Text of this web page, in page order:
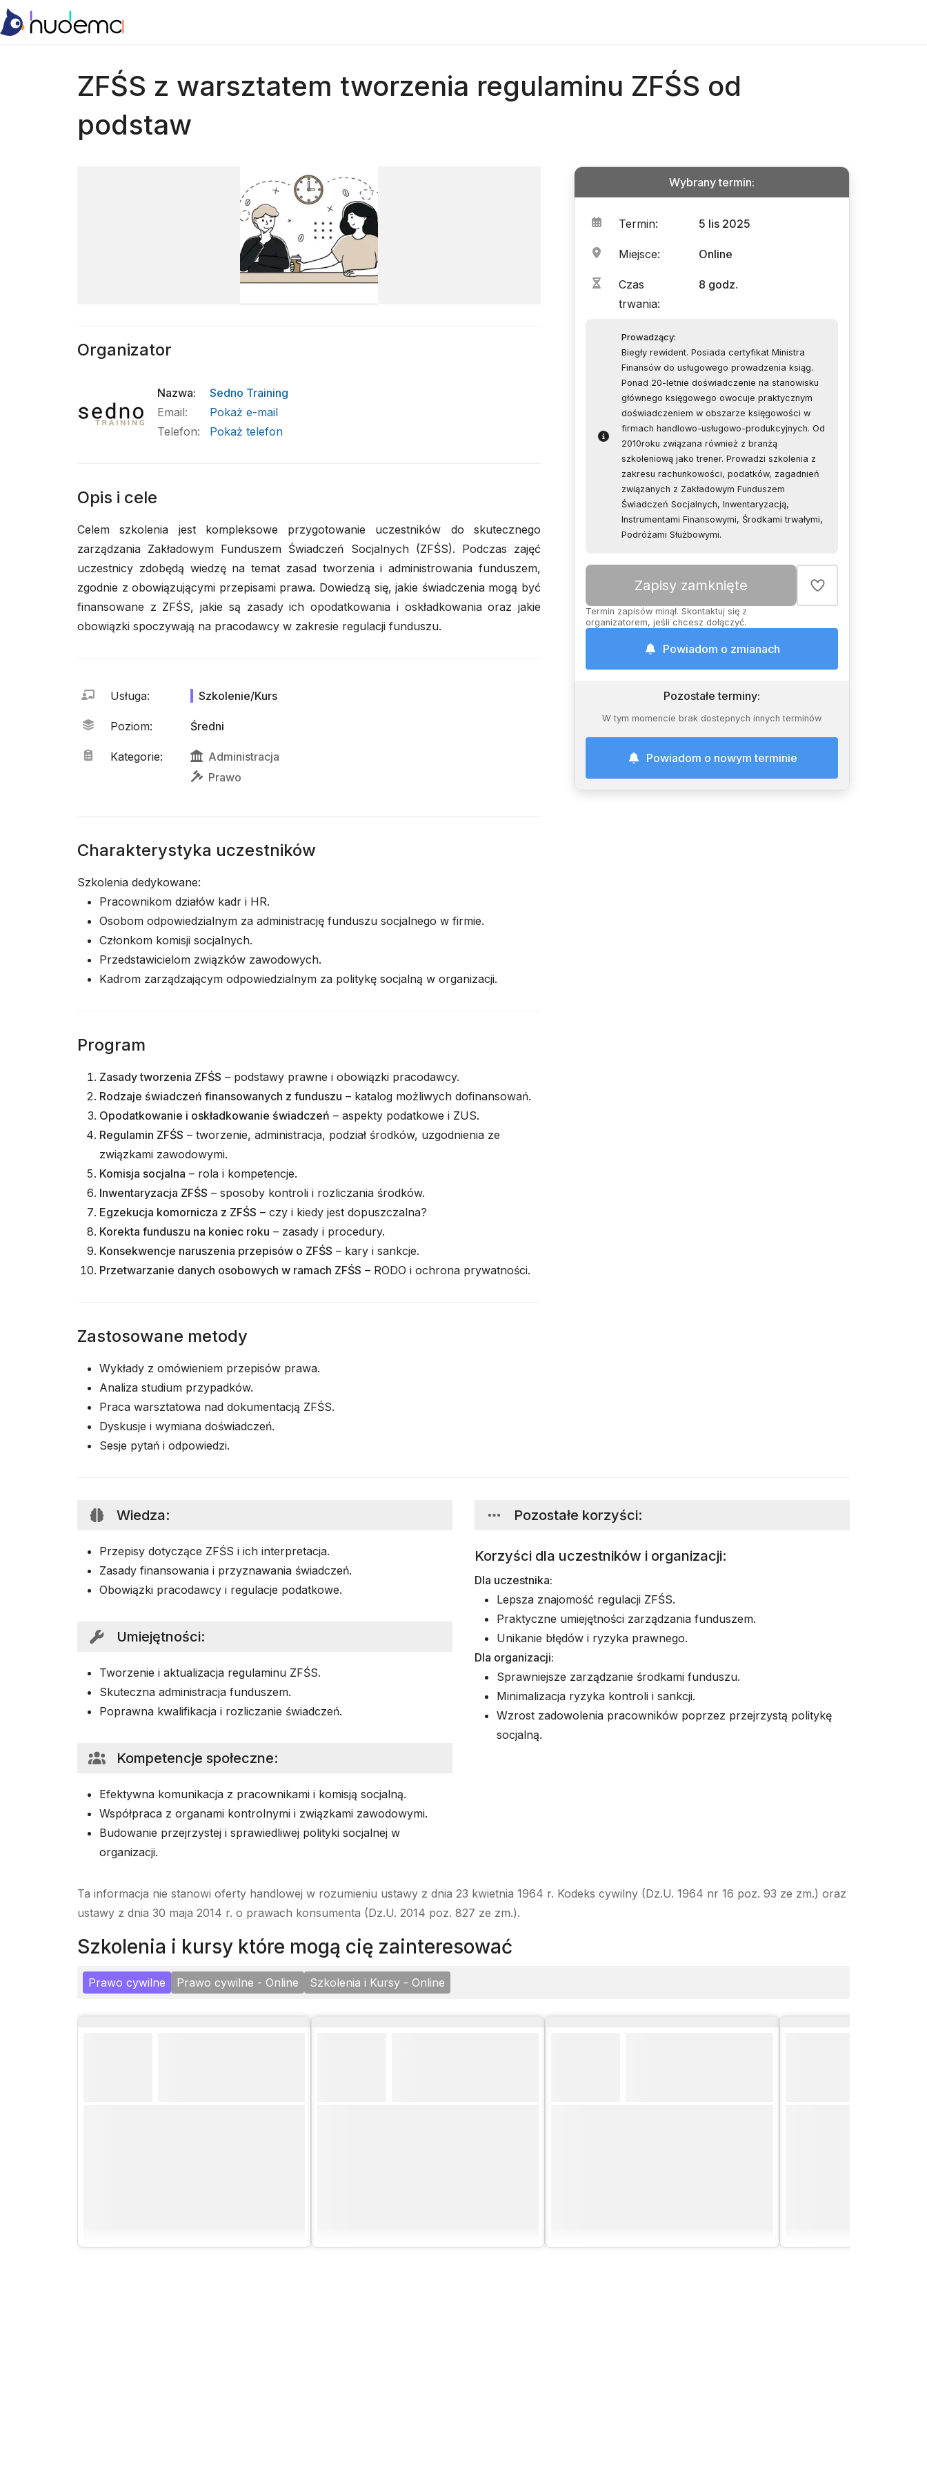
ZFŚS z warsztatem tworzenia regulaminu ZFŚS od
podstaw
Wybrany termin:
Termin: 5 lis 2025
Miejsce: Online
Czas
trwania:
8 godz.
Prowadzący:
Biegły rewident. Posiada certyfikat Ministra
Finansów do usługowego prowadzenia ksiąg.
Ponad 20-letnie doświadczenie na stanowisku
głównego księgowego owocuje praktycznym
doświadczeniem w obszarze księgowości w
firmach handlowo-usługowo-produkcyjnych. Od
2010roku związana również z branżą
szkoleniową jako trener. Prowadzi szkolenia z
zakresu rachunkowości, podatków, zagadnień
związanych z Zakładowym Funduszem
Świadczeń Socjalnych, Inwentaryzacją,
Instrumentami Finansowymi, Środkami trwałymi,
Podróżami Służbowymi.
Zapisy zamknięte
Termin zapisów minął. Skontaktuj się z
organizatorem, jeśli chcesz dołączyć.
Powiadom o zmianach
Pozostałe terminy:
W tym momencie brak dostepnych innych terminów
Powiadom o nowym terminie
Organizator
Nazwa:
Sedno Training
Email:
Pokaż e-mail
Telefon: Pokaż telefon
Opis i cele
Celem szkolenia jest kompleksowe przygotowanie uczestników do skutecznego
zarządzania Zakładowym Funduszem Świadczeń Socjalnych (ZFŚS). Podczas zajęć
uczestnicy zdobędą wiedzę na temat zasad tworzenia i administrowania funduszem,
zgodnie z obowiązującymi przepisami prawa. Dowiedzą się, jakie świadczenia mogą być
finansowane z ZFŚS, jakie są zasady ich opodatkowania i oskładkowania oraz jakie
obowiązki spoczywają na pracodawcy w zakresie regulacji funduszu.
Usługa: Szkolenie/Kurs
Poziom: Średni
Kategorie:
Administracja
Prawo
Charakterystyka uczestników
Szkolenia dedykowane:
Pracownikom działów kadr i HR.
Osobom odpowiedzialnym za administrację funduszu socjalnego w firmie.
Członkom komisji socjalnych.
Przedstawicielom związków zawodowych.
Kadrom zarządzającym odpowiedzialnym za politykę socjalną w organizacji.
Program
Zasady tworzenia ZFŚS – podstawy prawne i obowiązki pracodawcy.
Rodzaje świadczeń finansowanych z funduszu – katalog możliwych dofinansowań.
Opodatkowanie i oskładkowanie świadczeń – aspekty podatkowe i ZUS.
Regulamin ZFŚS – tworzenie, administracja, podział środków, uzgodnienia ze
związkami zawodowymi.
Komisja socjalna – rola i kompetencje.
Inwentaryzacja ZFŚS – sposoby kontroli i rozliczania środków.
Egzekucja komornicza z ZFŚS – czy i kiedy jest dopuszczalna?
Korekta funduszu na koniec roku – zasady i procedury.
Konsekwencje naruszenia przepisów o ZFŚS – kary i sankcje.
Przetwarzanie danych osobowych w ramach ZFŚS – RODO i ochrona prywatności.
Zastosowane metody
Wykłady z omówieniem przepisów prawa.
Analiza studium przypadków.
Praca warsztatowa nad dokumentacją ZFŚS.
Dyskusje i wymiana doświadczeń.
Sesje pytań i odpowiedzi.
Wiedza:
Przepisy dotyczące ZFŚS i ich interpretacja.
Zasady finansowania i przyznawania świadczeń.
Obowiązki pracodawcy i regulacje podatkowe.
Umiejętności:
Tworzenie i aktualizacja regulaminu ZFŚS.
Skuteczna administracja funduszem.
Poprawna kwalifikacja i rozliczanie świadczeń.
Kompetencje społeczne:
Efektywna komunikacja z pracownikami i komisją socjalną.
Współpraca z organami kontrolnymi i związkami zawodowymi.
Budowanie przejrzystej i sprawiedliwej polityki socjalnej w
organizacji.
Pozostałe korzyści:
Korzyści dla uczestników i organizacji:
Dla uczestnika:
Lepsza znajomość regulacji ZFŚS.
Praktyczne umiejętności zarządzania funduszem.
Unikanie błędów i ryzyka prawnego.
Dla organizacji:
Sprawniejsze zarządzanie środkami funduszu.
Minimalizacja ryzyka kontroli i sankcji.
Wzrost zadowolenia pracowników poprzez przejrzystą politykę
socjalną.
Ta informacja nie stanowi oferty handlowej w rozumieniu ustawy z dnia 23 kwietnia 1964 r. Kodeks cywilny (Dz.U. 1964 nr 16 poz. 93 ze zm.) oraz
ustawy z dnia 30 maja 2014 r. o prawach konsumenta (Dz.U. 2014 poz. 827 ze zm.).
szkolenia i kursy które mogą cię zainteresować
Prawo cywilne Prawo cywilne - Online Szkolenia i Kursy - Online